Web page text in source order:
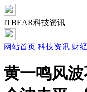
ITBEAR科技资讯
网站首页 科技资讯 财
黄一鸣风